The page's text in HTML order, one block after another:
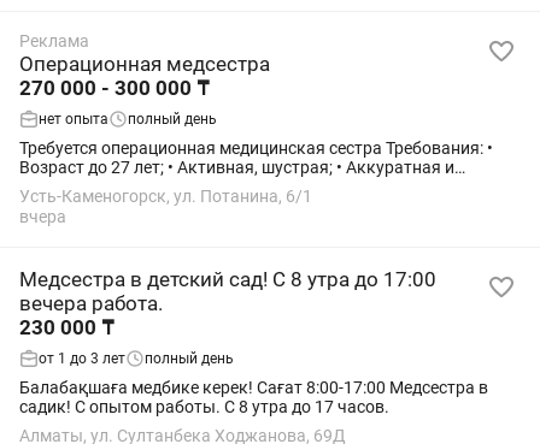
Реклама
Операционная медсестра
270 000 - 300 000 ₸
нет опыта полный день
Требуется операционная медицинская сестра Требования: •
Возраст до 27 лет; • Активная, шустрая; • Аккуратная и
чистоплотная; • Ответственная; • Легко обучаемая; • Можно
без опыта работы – всему...
Усть-Каменогорск, ул. Потанина, 6/1
вчера
Медсестра в детский сад! С 8 утра до 17:00
вечера работа.
230 000 ₸
от 1 до 3 лет полный день
Балабақшаға медбике керек! Сағат 8:00-17:00 Медсестра в
садик! С опытом работы. С 8 утра до 17 часов.
Алматы, ул. Султанбека Ходжанова, 69Д